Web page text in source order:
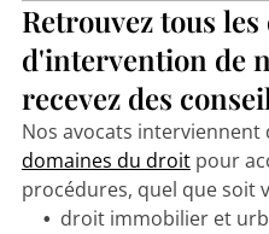
Retrouvez tous
d'intervention de
recevez des
Nos avocats
domaines du droit pour
procédures, quel que soit
droit immobilier et